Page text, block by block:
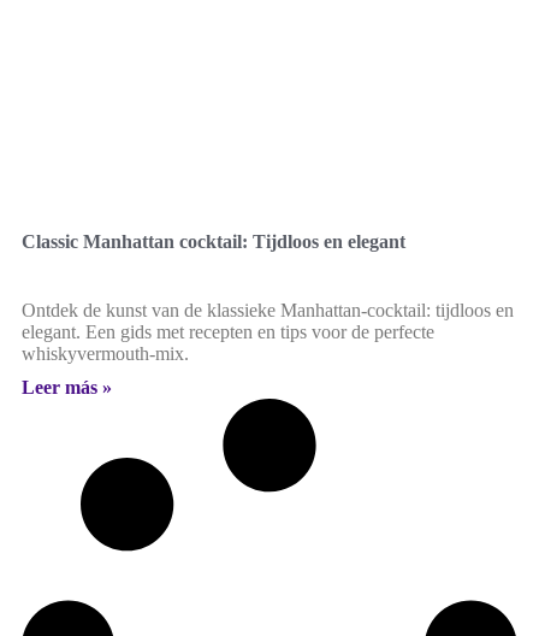
Classic Manhattan cocktail: Tijdloos en elegant
Ontdek de kunst van de klassieke Manhattan-cocktail: tijdloos en
elegant. Een gids met recepten en tips voor de perfecte
whiskyvermouth-mix.
Leer más »